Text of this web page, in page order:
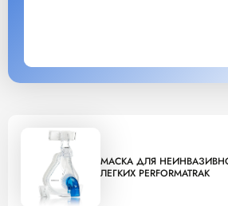
МАСКА ДЛЯ
ЛЕГКИХ PERFORMATRAK